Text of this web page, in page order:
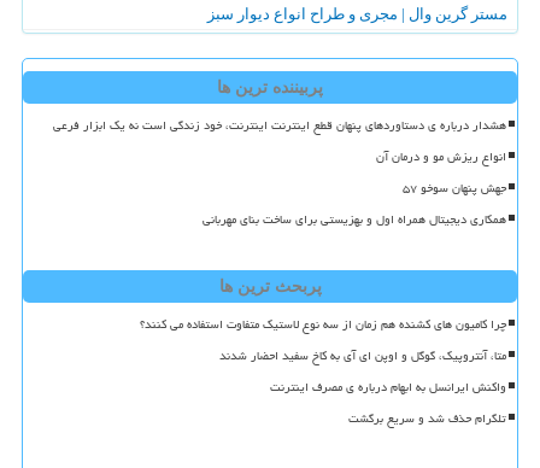
مستر گرین وال | مجری و طراح انواع دیوار سبز
پربیننده ترین ها
هشدار درباره ی دستاوردهای پنهان قطع اینترنت اینترنت، خود زندگی است نه یک ابزار فرعی
انواع ریزش مو و درمان آن
جهش پنهان سوخو ۵۷
همکاری دیجیتال همراه اول و بهزیستی برای ساخت بنای مهربانی
پربحث ترین ها
چرا کامیون های کشنده هم زمان از سه نوع لاستیک متفاوت استفاده می کنند؟
متا، آنتروپیک، گوگل و اوپن ای آی به کاخ سفید احضار شدند
واکنش ایرانسل به ابهام درباره ی مصرف اینترنت
تلگرام حذف شد و سریع برگشت